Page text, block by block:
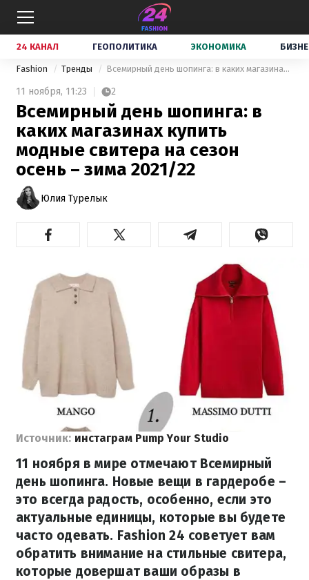
24 КАНАЛ ГЕОПОЛИТИКА ЭКОНОМИКА
Fashion Тренды Всемирный день шопинга: в каких магазинах купить модные свитера на сезон осень – зима 2021/22
11 ноября, 11:23 2
Всемирный день шопинга: в
каких магазинах купить
модные свитера на сезон
осень – зима 2021/22
Юлия Турелык
Источник: инстаграм Pump Your Studio
11 ноября в мире отмечают Всемирный
день шопинга. Новые вещи в гардеробе –
это всегда радость, особенно, если это
актуальные единицы, которые вы будете
часто одевать. Fashion 24 советует вам
обратить внимание на стильные свитера,
которые довершат ваши образы в